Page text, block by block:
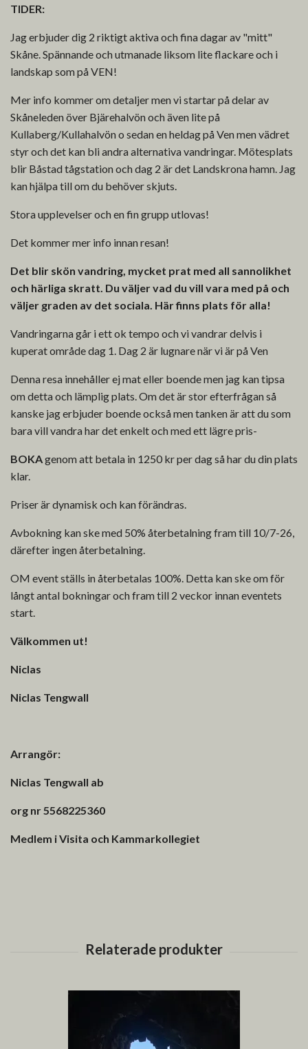
TIDER:
Jag erbjuder dig 2 riktigt aktiva och fina dagar av "mitt"
Skåne. Spännande och utmanade liksom lite flackare och i
landskap som på VEN!
Mer info kommer om detaljer men vi startar på delar av
Skåneleden över Bjärehalvön och även lite på
Kullaberg/Kullahalvön o sedan en heldag på Ven men vädret
styr och det kan bli andra alternativa vandringar. Mötesplats
blir Båstad tågstation och dag 2 är det Landskrona hamn. Jag
kan hjälpa till om du behöver skjuts.
Stora upplevelser och en fin grupp utlovas!
Det kommer mer info innan resan!
Det blir skön vandring, mycket prat med all sannolikhet
och härliga skratt. Du väljer vad du vill vara med på och
väljer graden av det sociala. Här finns plats för alla!
Vandringarna går i ett ok tempo och vi vandrar delvis i
kuperat område dag 1. Dag 2 är lugnare när vi är på Ven
Denna resa innehåller ej mat eller boende men jag kan tipsa
om detta och lämplig plats. Om det är stor efterfrågan så
kanske jag erbjuder boende också men tanken är att du som
bara vill vandra har det enkelt och med ett lägre pris-
BOKAgenom att betala in 1250 kr per dag så har du din plats
klar.
Priser är dynamisk och kan förändras.
Avbokning kan ske med 50% återbetalning fram till 10/7-26,
därefter ingen återbetalning.
OM event ställs in återbetalas 100%. Detta kan ske om för
långt antal bokningar och fram till 2 veckor innan eventets
start.
Välkommen ut!
Niclas
Niclas Tengwall
Arrangör:
Niclas Tengwall ab
org nr 5568225360
Medlem i Visita och Kammarkollegiet